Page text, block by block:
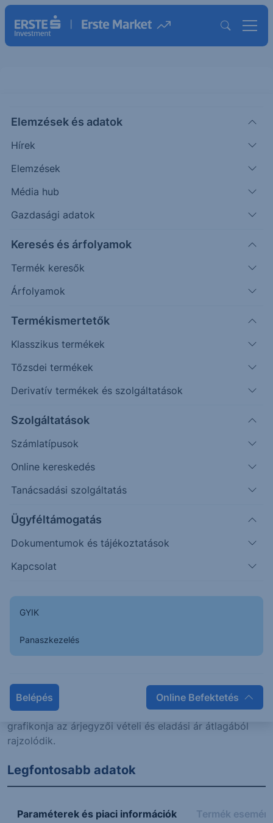
Elemzések és adatok
Hírek
Elemzések
Média hub
Gazdasági adatok
Keresés és árfolyamok
Termék keresők
Árfolyamok
Termékismertetők
Klasszikus termékek
Tőzsdei termékek
Derivatív termékek és szolgáltatások
Szolgáltatások
Számlatípusok
Online kereskedés
Tanácsadási szolgáltatás
Ügyféltámogatás
Dokumentumok és tájékoztatások
Kapcsolat
GYIK
Panaszkezelés
Belépés Online Befektetés
EBCBKTL42(BÉT)
Erste Commerzbank Turbo Long
42
726 HUF
Időpont: 26.03.04. 17:06
Árfolyamértesítő rögzítése
További információk kérése
Erste Market Pro belépés
Ez a grafikon jelenleg nem elérhető.
Napon belüli
Az Erste certifikátok és warrantok napon belüli
grafikonja az árjegyzői vételi és eladási ár átlagából
rajzolódik.
Legfontosabb adatok
Paraméterek és piaci információk Termék